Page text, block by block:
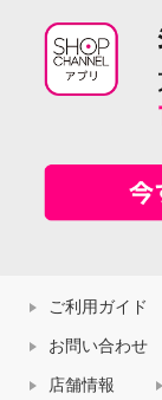
ご利用ガイド
お問い合わせ
店舗情報